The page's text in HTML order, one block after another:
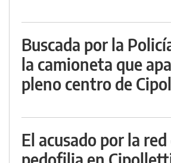
Buscada por la
la camioneta que
pleno centro de
El acusado por la red